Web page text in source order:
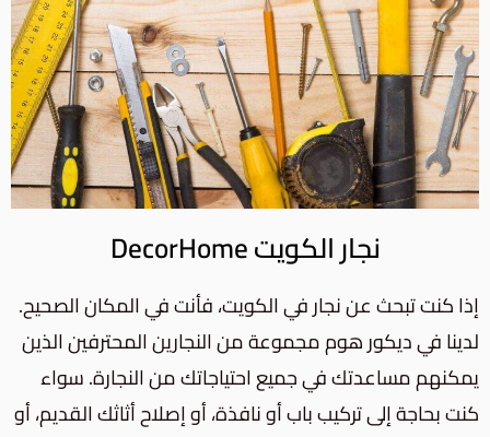
نجار الكويت DecorHome
إذا كنت تبحث عن نجار في الكويت، فأنت في المكان الصحيح.
لدينا في ديكور هوم مجموعة من النجارين المحترفين الذين
يمكنهم مساعدتك في جميع احتياجاتك من النجارة. سواء
كنت بحاجة إلى تركيب باب أو نافذة، أو إصلاح أثاثك القديم، أو